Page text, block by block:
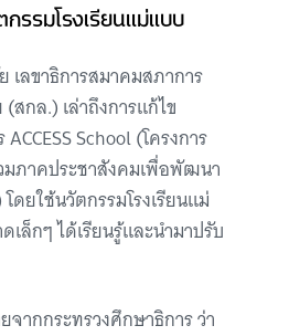
รรมโรงเรียนแม่แบบ
เลขาธิการสมาคมสภาการ
สกล.) เล่าถึงการแก้ไข
School (โครงการ
มภาคประชาสังคมเพื่อพัฒนา
ยใช้นวัตกรรมโรงเรียนแม่
เล็กๆ ได้เรียนรู้และนำมาปรับ
จากกระทรวงศึกษาธิการ ว่า